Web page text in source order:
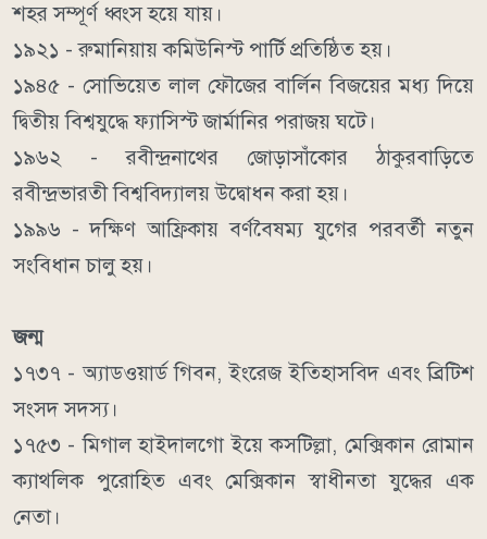
শহর সম্পূর্ণ ধ্বংস হয়ে যায়।
১৯২১ - রুমানিয়ায় কমিউনিস্ট পার্টি প্রতিষ্ঠিত হয়।
১৯৪৫ - সোভিয়েত লাল ফৌজের বার্লিন বিজয়ের মধ্য দিয়ে
দ্বিতীয় বিশ্বযুদ্ধে ফ্যাসিস্ট জার্মানির পরাজয় ঘটে।
১৯৬২ - রবীন্দ্রনাথের জোড়াসাঁকোর ঠাকুরবাড়িতে
রবীন্দ্রভারতী বিশ্ববিদ্যালয় উদ্বোধন করা হয়।
১৯৯৬ - দক্ষিণ আফ্রিকায় বর্ণবৈষম্য যুগের পরবর্তী নতুন
সংবিধান চালু হয়।
জন্ম
১৭৩৭ - অ্যাডওয়ার্ড গিবন, ইংরেজ ইতিহাসবিদ এবং ব্রিটিশ
সংসদ সদস্য।
১৭৫৩ - মিগাল হাইদালগো ইয়ে কসটিল্লা, মেক্সিকান রোমান
ক্যাথলিক পুরোহিত এবং মেক্সিকান স্বাধীনতা যুদ্ধের এক
নেতা।